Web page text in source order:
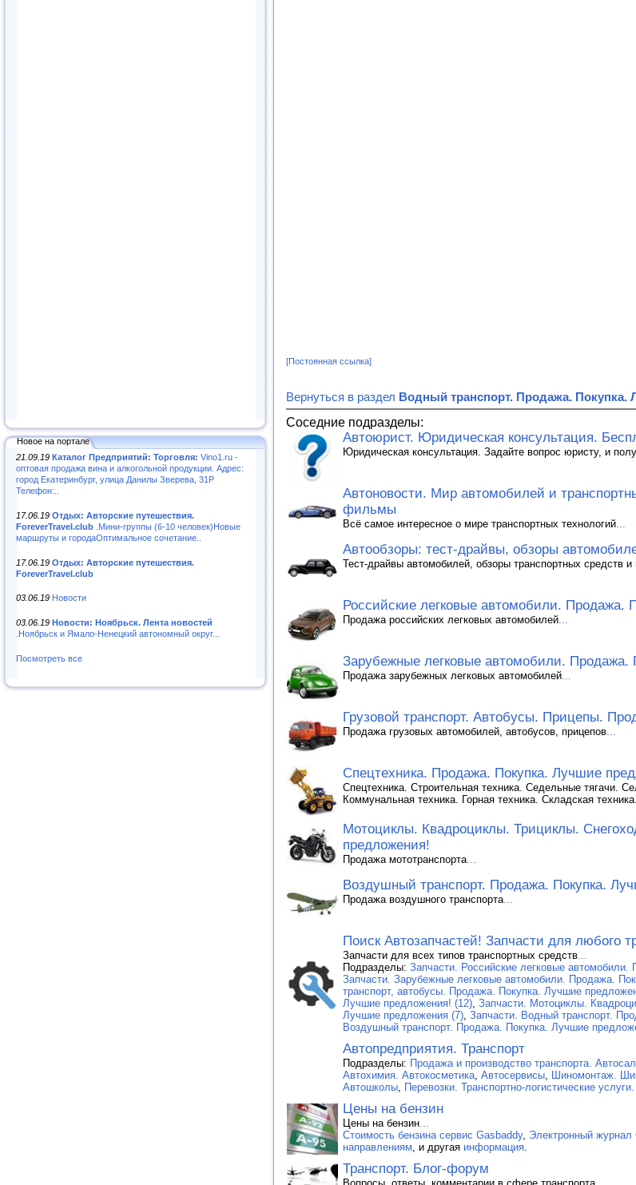
Новое на портале
21.09.19 Каталог Предприятий: Торговля: Vino1.ru -
оптовая продажа вина и алкогольной продукции. Адрес:
город Екатеринбург, улица Данилы Зверева, 31Р
Телефон:..
17.06.19 Отдых: Авторские путешествия.
ForeverTravel.club .Мини-группы (6-10 человек)Новые
маршруты и городаОптимальное сочетание..
17.06.19 Отдых: Авторские путешествия.
ForeverTravel.club
03.06.19 Новости
03.06.19 Новости: Ноябрьск. Лента новостей
.Ноябрьск и Ямало-Ненецкий автономный округ...
Посмотреть все
[Постоянная ссылка]
Вернуться в раздел Водный транспорт. Продажа. Покупка.
Соседние подразделы:
Автоюрист. Юридическая консультация.
Юридическая консультация. Задайте вопрос юристу, и
Автоновости. Мир автомобилей и
фильмы
Всё самое интересное о мире транспортных технологий
Автообзоры: тест-драйвы, обзоры
Тест-драйвы автомобилей, обзоры транспортных средств и
Российские легковые автомобили. Продажа.
Продажа российских легковых автомобилей
Зарубежные легковые автомобили. Продажа.
Продажа зарубежных легковых автомобилей
Грузовой транспорт. Автобусы. Прицепы.
Продажа грузовых автомобилей, автобусов, прицепов
Спецтехника. Продажа. Покупка. Лучшие
Спецтехника. Строительная техника. Седельные тягачи.
Коммунальная техника. Горная техника. Складская
Мотоциклы. Квадроциклы. Трициклы.
предложения!
Продажа мототранспорта
Воздушный транспорт. Продажа. Покупка.
Продажа воздушного транспорта
Поиск Автозапчастей! Запчасти для любого
Запчасти для всех типов транспортных средств
Подразделы: Запчасти. Российские легковые
Запчасти. Зарубежные легковые автомобили. Продажа.
транспорт, автобусы. Продажа. Покупка. Лучшие
Лучшие предложения! (12) Запчасти. Мотоциклы.
Лучшие предложения (7) Запчасти. Водный транспорт.
Воздушный транспорт. Продажа. Покупка. Лучшие
Автопредприятия. Транспорт
Подразделы: Продажа и производство транспорта.
Автохимия. Автокосметика Автосервисы Шиномонтаж.
Автошколы Перевозки. Транспортно-логистические
Цены на бензин
Цены на бензин
Стоимость бензина сервис Gasbaddy, Электронный журнал
направлениям , и другая информация
Транспорт. Блог-форум